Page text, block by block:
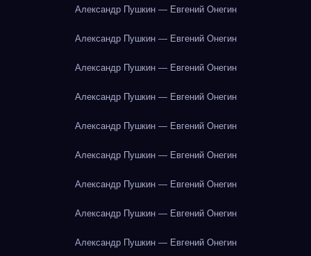
Александр Пушкин — Евгений Онегин
Александр Пушкин — Евгений Онегин
Александр Пушкин — Евгений Онегин
Александр Пушкин — Евгений Онегин
Александр Пушкин — Евгений Онегин
Александр Пушкин — Евгений Онегин
Александр Пушкин — Евгений Онегин
Александр Пушкин — Евгений Онегин
Александр Пушкин — Евгений Онегин